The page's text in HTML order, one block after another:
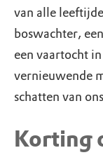
van alle
boswachter,
een vaartocht
vernieuwende
schatten van
Korting